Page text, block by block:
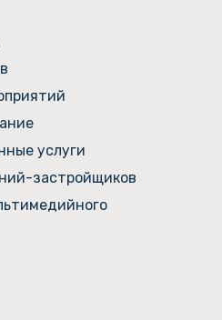
услуги
застройщиков